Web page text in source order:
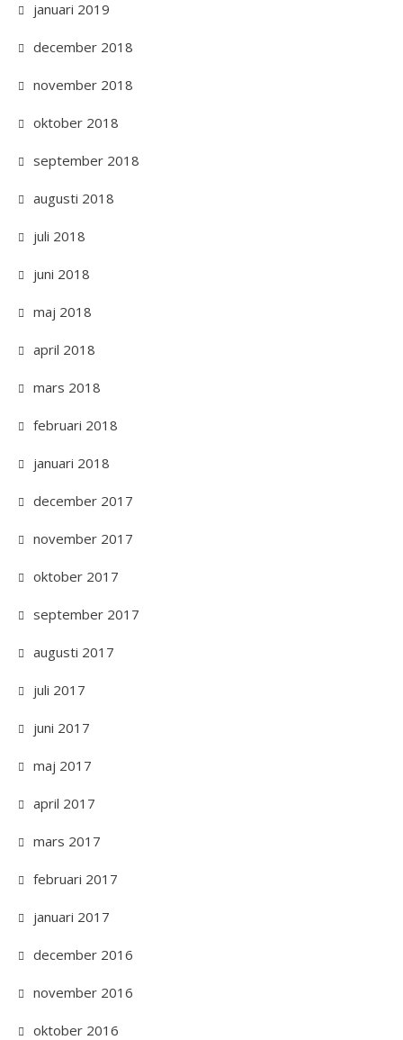
januari 2019
december 2018
november 2018
oktober 2018
september 2018
augusti 2018
juli 2018
juni 2018
maj 2018
april 2018
mars 2018
februari 2018
januari 2018
december 2017
november 2017
oktober 2017
september 2017
augusti 2017
juli 2017
juni 2017
maj 2017
april 2017
mars 2017
februari 2017
januari 2017
december 2016
november 2016
oktober 2016